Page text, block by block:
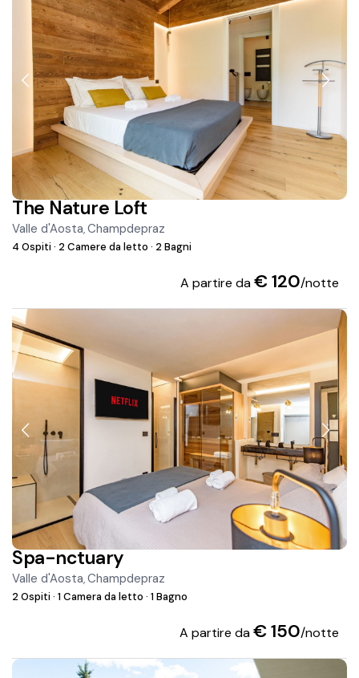
The Nature Loft
Valle d'Aosta,Champdepraz
4 Ospiti· 2 Camere da letto· 2 Bagni
A partire da€ 120/notte
Spa-nctuary
Valle d'Aosta,Champdepraz
2 Ospiti· 1 Camera da letto· 1 Bagno
A partire da€ 150/notte